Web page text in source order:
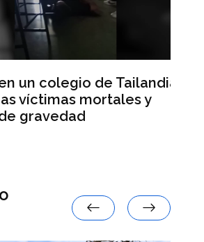
un colegio de Tailandia
víctimas mortales y
gravedad